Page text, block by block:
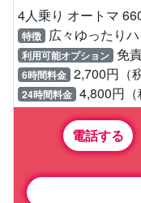
4人乗り オートマ
特徴 広々ゆったり
利用可能オプション 免
6時間料金 2,700円（
24時間料金 4,800円（
電話する